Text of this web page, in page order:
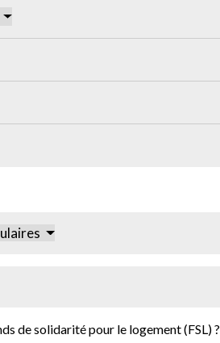
de solidarité pour le logement (FSL) ?